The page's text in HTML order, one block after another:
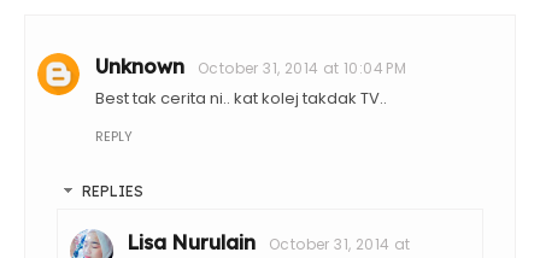
Unknown October 31, 2014 at 10:04 PM
Best tak cerita ni.. kat kolej takdak TV..
REPLY
REPLIES
Lisa Nurulain
October 31, 2014 at